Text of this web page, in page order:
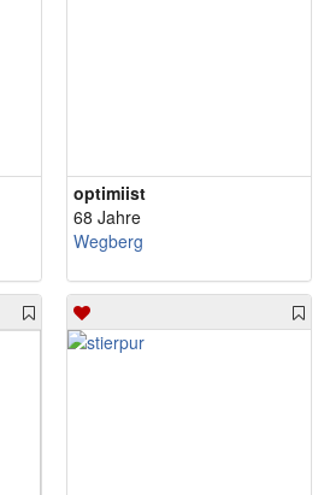
optimiist
68 Jahre
Wegberg